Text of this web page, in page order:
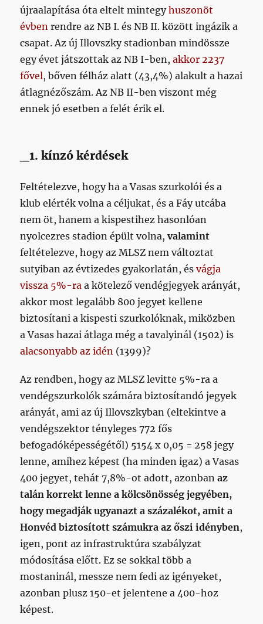
újraalapítása óta eltelt mintegyhuszonöt
évben rendre az NB I. és NB II. között ingázik a
csapat. Az új Illovszky stadionban mindössze
egy évet játszottak az NB I-ben,akkor 2237
fővel, bőven félház alatt (43,4%) alakult a hazai
átlagnézőszám. Az NB II-ben viszont még
ennek jó esetben a felét érik el.
_1. kínzó kérdések
Feltételezve, hogy ha a Vasas szurkolói és a
klub elérték volna a céljukat, és a Fáy utcába
nem öt, hanem a kispestihez hasonlóan
nyolcezres stadion épült volna,valamint
feltételezve, hogy az MLSZ nem változtat
sutyiban az évtizedes gyakorlatán, ésvágja
vissza 5%-ra a kötelező vendégjegyek arányát,
akkor most legalább 800 jegyet kellene
biztosítani a kispesti szurkolóknak, miközben
a Vasas hazai átlaga még a tavalyinál (1502) is
alacsonyabb az idén (1399)?
Az rendben, hogy az MLSZ levitte 5%-ra a
vendégszurkolók számára biztosítandó jegyek
arányát, ami az új Illovszkyban (eltekintve a
vendégszektor tényleges 772 fős
befogadóképességétől) 5154 x 0,05 = 258 jegy
lenne, amihez képest (ha minden igaz) a Vasas
400 jegyet, tehát 7,8%-ot adott, azonbanaz
talán korrekt lenne a kölcsönösség jegyében,
hogy megadják ugyanazt a százalékot, amit a
Honvéd biztosított számukra az őszi idényben,
igen, pont az infrastruktúra szabályzat
módosítása előtt. Ez se sokkal több a
mostaninál, messze nem fedi az igényeket,
azonban plusz 150-et jelentene a 400-hoz
képest.